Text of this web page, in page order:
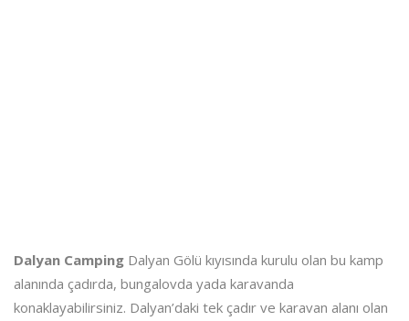
Dalyan Camping Dalyan Gölü kıyısında kurulu olan bu kamp
alanında çadırda, bungalovda yada karavanda
konaklayabilirsiniz. Dalyan’daki tek çadır ve karavan alanı olan